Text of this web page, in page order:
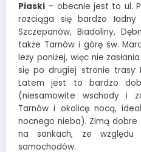
Piaski – obecnie jest to ul.
rozciąga się bardzo
Szczepanów, Biadoliny,
także Tarnów i górę św.
leży poniżej, więc nie
się po drugiej stronie trasy
Latem jest to bardzo
(niesamowite wschody i
Tarnów i okolicę nocą,
nocnego nieba). Zimą
na sankach, ze
samochodów.